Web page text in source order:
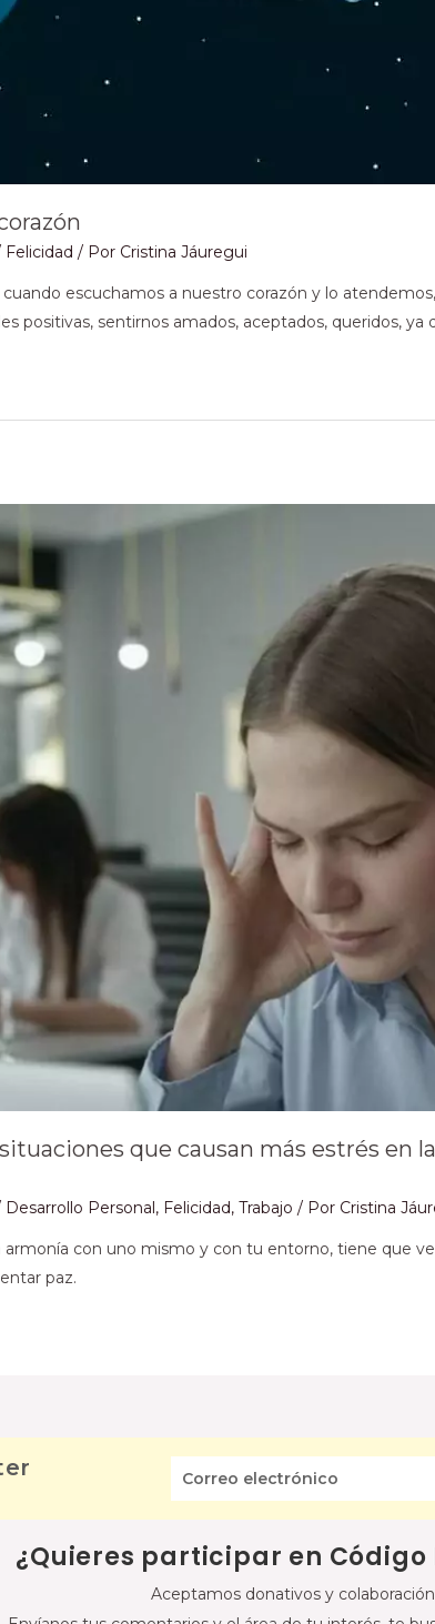
Felicidad / Por Cristina Jáuregui
escuchamos a nuestro corazón y lo
positivas, sentirnos amados, aceptados, queridos,
situaciones que causan más estrés en
Desarrollo Personal , Felicidad,Trabajo / Por Cristina
armonía con uno mismo y con tu entorno, tiene que
paz.
¿Quieres participar en Código
Aceptamos donativos y